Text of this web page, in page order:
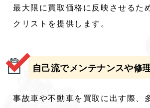
最大限に買取価格に反映させるた
クリストを提供します。
自己流でメンテナンスや修
事故車や不動車を買取に出す際、